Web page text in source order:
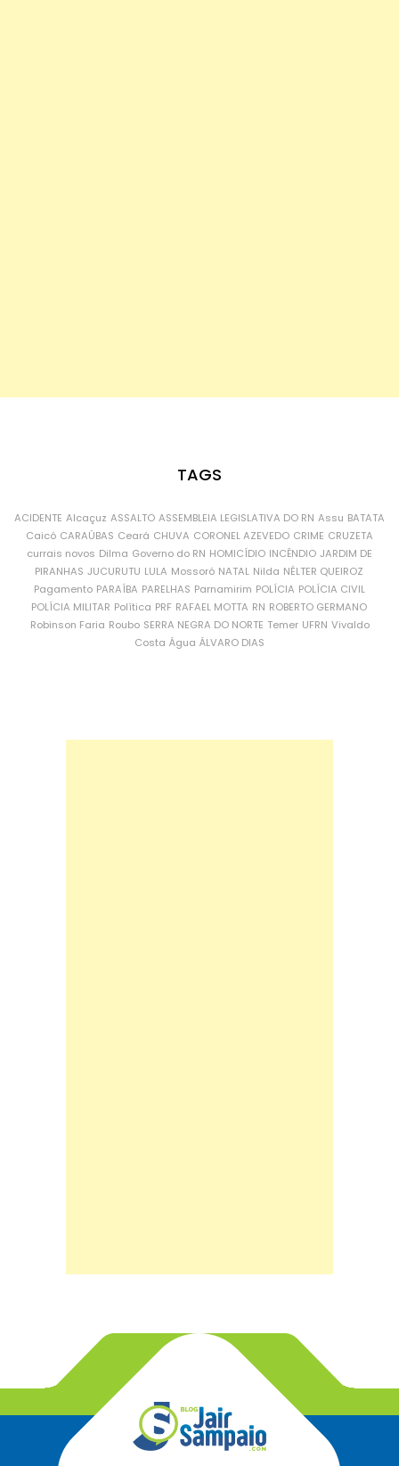
TAGS
ACIDENTE Alcaçuz ASSALTO ASSEMBLEIA LEGISLATIVA DO RN Assu BATATA
Caicó CARAÚBAS Ceará CHUVA CORONEL AZEVEDO CRIME CRUZETA
currais novos Dilma Governo do RN HOMICÍDIO INCÊNDIO JARDIM DE
PIRANHAS JUCURUTU LULA Mossoró NATAL Nilda NÉLTER QUEIROZ
Pagamento PARAÍBA PARELHAS Parnamirim POLÍCIA POLÍCIA CIVIL
POLÍCIA MILITAR Política PRF RAFAEL MOTTA RN ROBERTO GERMANO
Robinson Faria Roubo SERRA NEGRA DO NORTE Temer UFRN Vivaldo
Costa Água ÁLVARO DIAS